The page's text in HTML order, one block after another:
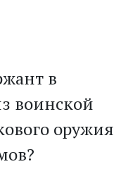
в
воинской
оружия